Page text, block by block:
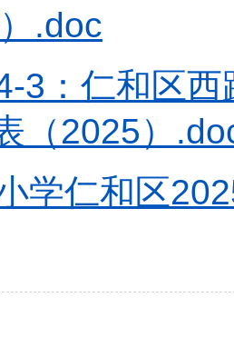
.doc
3：仁和区
（2025）
学仁和区